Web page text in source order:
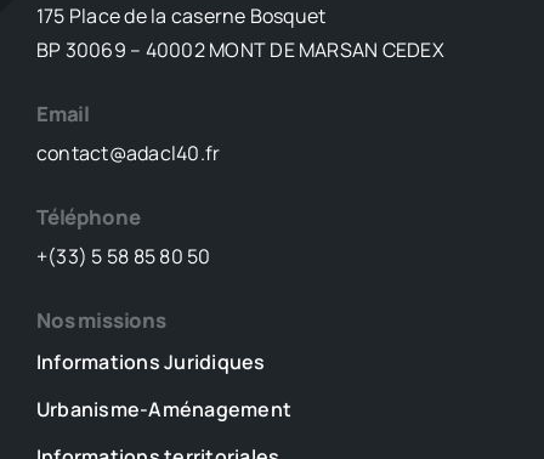
175 Place de la caserne Bosquet
BP 30069 – 40002 MONT DE MARSAN CEDEX
Email
contact@adacl40.fr
Téléphone
+(33) 5 58 85 80 50
Nos missions
Informations Juridiques
Urbanisme-Aménagement